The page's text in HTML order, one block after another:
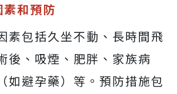
和預防
素包括久坐不動、長時間飛
後、吸煙、肥胖、家族病
如避孕藥）等。預防措施包